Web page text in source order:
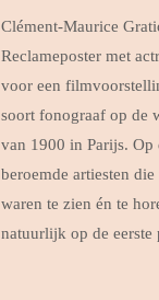
Clément-Maurice
Reclameposter met
voor een
soort fonograaf op de
van 1900 in Parijs. Op
beroemde artiesten
waren te zien én te
natuurlijk op de eerste